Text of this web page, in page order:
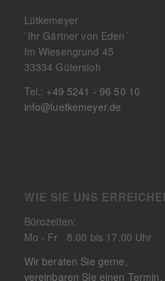
Lütkemeyer
`Ihr Gärtner von Eden´
Im Wiesengrund 45
33334 Gütersloh
Tel.: +49 5241 - 96 50 10
info@luetkemeyer.de
WIE SIE UNS
Bürozeiten:
Mo - Fr 8.00 bis 17.00 Uhr
Wir beraten Sie gerne,
vereinbaren Sie einen Termin.